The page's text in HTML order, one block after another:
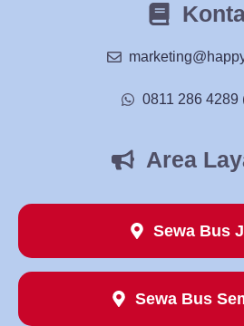
0811 286 4289
Area
Sewa Bus
Sewa Bus